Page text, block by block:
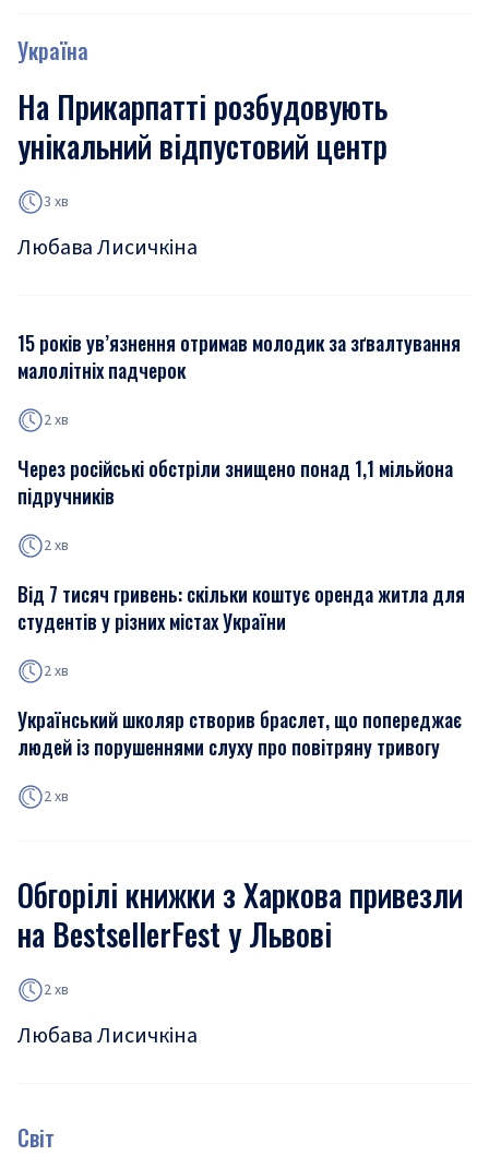
Україна
На Прикарпатті розбудовують
унікальний відпустовий центр
3 хв
Любава Лисичкіна
15 років ув’язнення отримав молодик за зґвалтування
малолітніх падчерок
2 хв
Через російські обстріли знищено понад 1,1 мільйона
підручників
2 хв
Від 7 тисяч гривень: скільки коштує оренда житла для
студентів у різних містах України
2 хв
Український школяр створив браслет, що попереджає
людей із порушеннями слуху про повітряну тривогу
2 хв
Обгорілі книжки з Харкова привезли
на BestsellerFest у Львові
2 хв
Любава Лисичкіна
Світ